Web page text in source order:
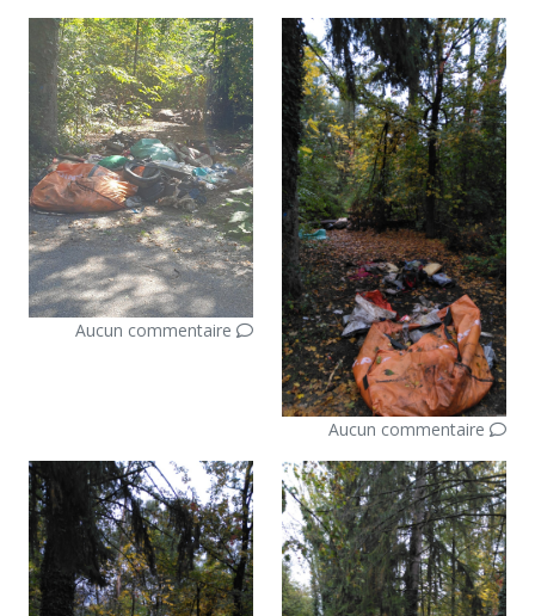
Aucun commentaire
Aucun commentaire